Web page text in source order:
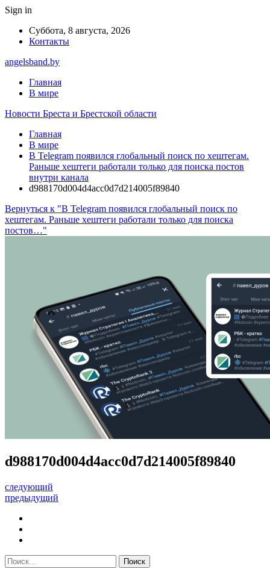
Sign in
Суббота, 8 августа, 2026
Контакты
angelsband.by
Главная
В мире
Новости Бреста и Брестской области
Главная
В мире
В Telegram появился глобальный поиск по хештегам.
Раньше хештеги работали только для поиска постов
внутри канала
d988170d004d4acc0d7d214005f89840
Вернуться к "В Telegram появился глобальный поиск по
хештегам. Раньше хештеги работали только для поиска
постов…"
d988170d004d4acc0d7d214005f89840
следующий
предыдущий